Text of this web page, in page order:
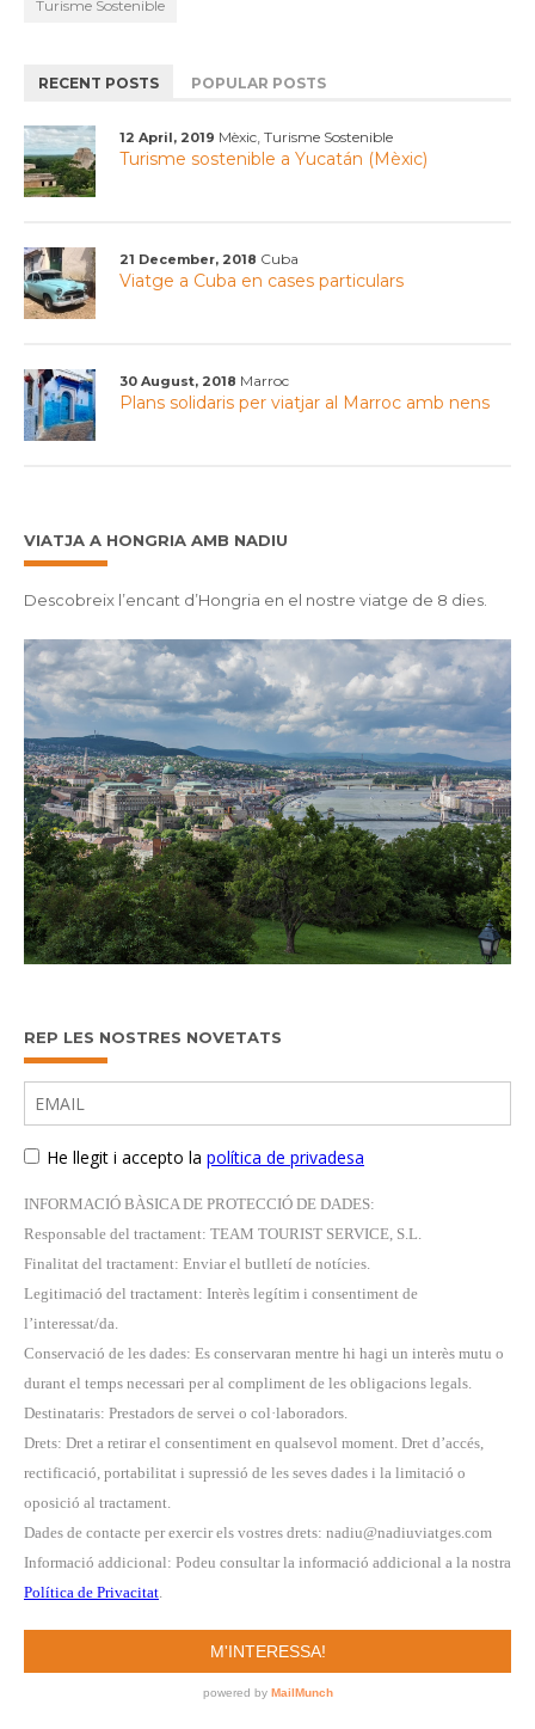
Turisme Sostenible
RECENT POSTS POPULAR POSTS
12 April, 2019 Mèxic Turisme Sostenible
Turisme sostenible a Yucatán (Mèxic)
21 December, 2018 Cuba
Viatge a Cuba en cases particulars
30 August, 2018 Marroc
Plans solidaris per viatjar al Marroc amb nens
VIATJA A HONGRIA AMB NADIU
Descobreix l’encant d’Hongria en el nostre viatge de 8 dies.
REP LES NOSTRES NOVETATS